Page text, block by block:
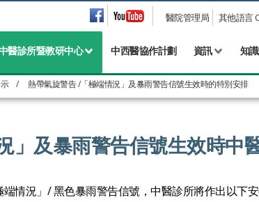
醫院管理局 其他語言
醫診所暨教研中心 中西醫協作計劃 資訊 知識
/ 熱帶氣旋警告 /「極端情況」及暴雨警告信號生效時的特別安排
」及暴雨警告信號生效時中
情況」/ 黑色暴雨警告信號，中醫診所將作出以下安